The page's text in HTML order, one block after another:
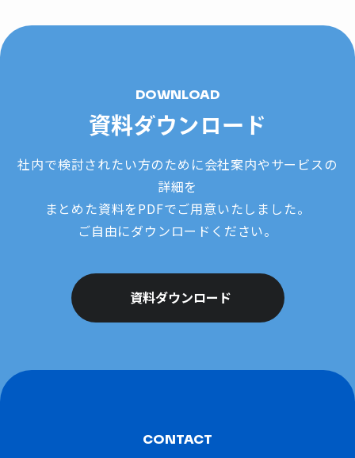
DOWNLOAD
資料ダウンロード
社内で検討されたい方のために会社案内やサービスの
詳細を
まとめた資料をPDFでご用意いたしました。
ご自由にダウンロードください。
資料ダウンロード
CONTACT